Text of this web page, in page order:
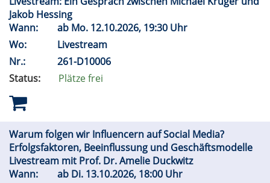
Jakob Hessing
Wann:
ab Mo. 12.10.2026, 19:30 Uhr
Wo:
Livestream
Nr.:
261-D10006
Status:
Plätze frei
Warum folgen wir Influencern auf Social Media?
Erfolgsfaktoren, Beeinflussung und Geschäftsmodelle
Livestream mit Prof. Dr. Amelie Duckwitz
Wann:
ab Di. 13.10.2026, 18:00 Uhr